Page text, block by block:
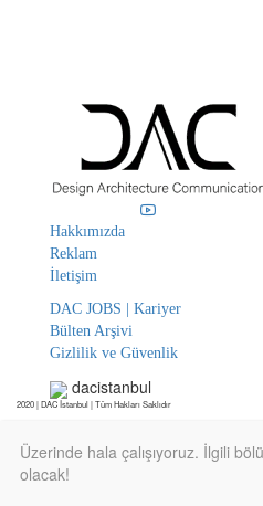
Hakkımızda
Reklam
İletişim
DAC JOBS | Kariyer
Bülten Arşivi
Gizlilik ve Güvenlik
dacistanbul
2020 | DAC İstanbul | Tüm Hakları Saklıdır
Üzerinde hala çalışıyoruz. İlgili
olacak!